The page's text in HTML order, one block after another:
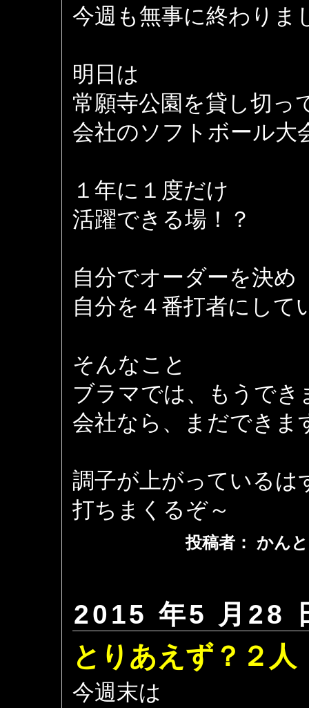
今週も無事に終わりま
明日は
常願寺公園を貸し切っ
会社のソフトボール大
１年に１度だけ
活躍できる場！？
自分でオーダーを決め
自分を４番打者にして
そんなこと
ブラマでは、もうでき
会社なら、まだできま
調子が上がっているは
打ちまくるぞ～
投稿者： かん
2015 年5 月28
とりあえず？２人
今週末は